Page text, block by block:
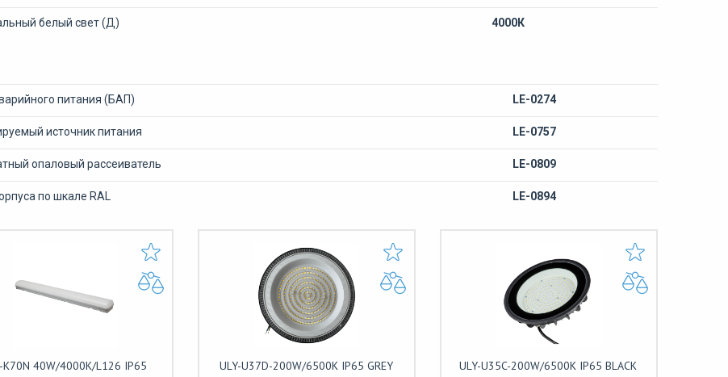
белый свет (Д) 4000К
питания (БАП) LE-0274
источник питания LE-0757
опаловый рассеиватель LE-0809
по шкале RAL LE-0894
K70N 40W/4000K/L126 IP65
ULY-U37D-200W/6500K IP65 GREY
ULY-U35C-200W/6500K IP65 BLACK